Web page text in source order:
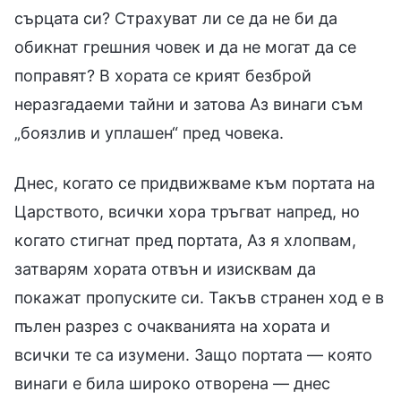
сърцата си? Страхуват ли се да не би да
обикнат грешния човек и да не могат да се
поправят? В хората се крият безброй
неразгадаеми тайни и затова Аз винаги съм
„боязлив и уплашен“ пред човека.
Днес, когато се придвижваме към портата на
Царството, всички хора тръгват напред, но
когато стигнат пред портата, Аз я хлопвам,
затварям хората отвън и изисквам да
покажат пропуските си. Такъв странен ход е в
пълен разрез с очакванията на хората и
всички те са изумени. Защо портата — която
винаги е била широко отворена — днес